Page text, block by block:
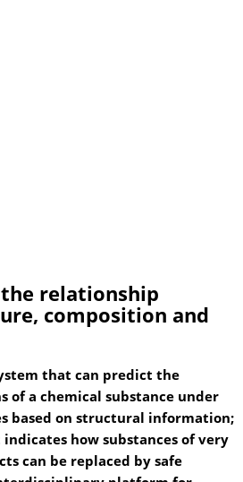
relationship
composition and
that can predict the
of a chemical substance under
based on structural information;
how substances of very
can be replaced by safe